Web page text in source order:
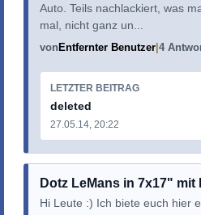
Auto. Teils nachlackiert, was
mal, nicht ganz un...
von Entfernter Benutzer 4
LETZTER BEITRAG
deleted
27.05.14, 20:22
Dotz LeMans in 7x17" mit
Hi Leute :) Ich biete euch hier